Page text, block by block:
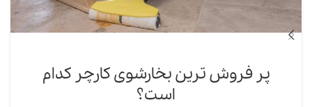
پر فروش ترین بخارشوی کارچر کدام
است؟